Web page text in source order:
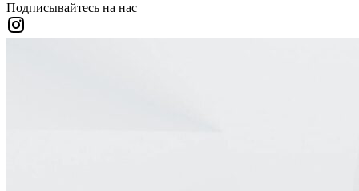
Подписывайтесь на нас